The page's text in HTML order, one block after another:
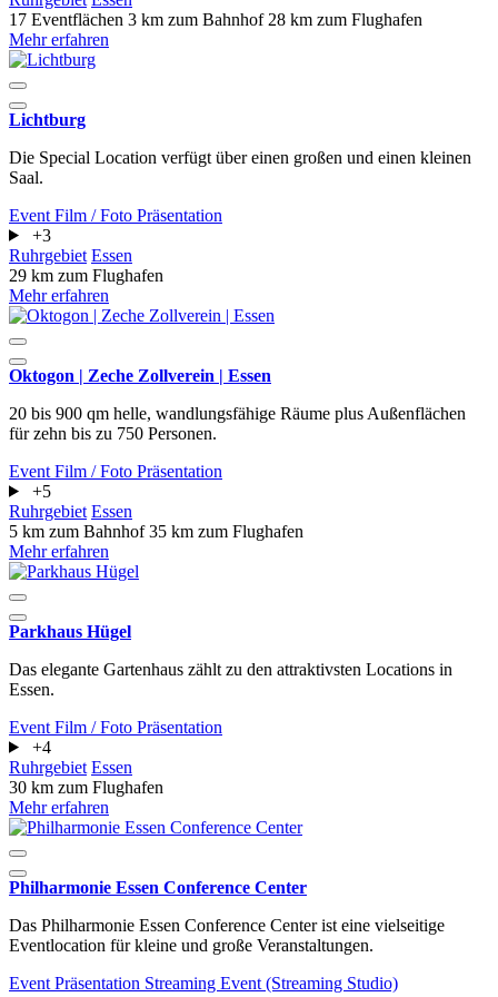
17 Eventflächen 3 km zum Bahnhof 28 km zum Flughafen
Mehr erfahren
Lichtburg
Die Special Location verfügt über einen großen und einen kleinen
Saal.
Event Film / Foto Präsentation
+3
Ruhrgebiet Essen
29 km zum Flughafen
Mehr erfahren
Oktogon | Zeche Zollverein | Essen
20 bis 900 qm helle, wandlungsfähige Räume plus Außenflächen
für zehn bis zu 750 Personen.
Event Film / Foto Präsentation
+5
Ruhrgebiet Essen
5 km zum Bahnhof35 km zum Flughafen
Mehr erfahren
Parkhaus Hügel
Das elegante Gartenhaus zählt zu den attraktivsten Locations in
Essen.
Event Film / Foto Präsentation
+4
Ruhrgebiet Essen
30 km zum Flughafen
Mehr erfahren
Philharmonie Essen Conference Center
Das Philharmonie Essen Conference Center ist eine vielseitige
Eventlocation für kleine und große Veranstaltungen.
Event Präsentation Streaming Event (Streaming Studio)